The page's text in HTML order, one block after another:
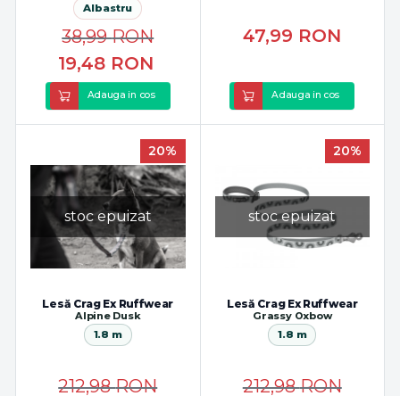
Albastru
19,48 RON
38,99RON
Adauga in cos
47,99 RON
Adauga in cos
stoc epuizat
20%
Lesă Crag Ex Ruffwear
Alpine Dusk
1.8 m
212,98RON
stoc epuizat
20%
Lesă Crag Ex Ruffwear
Grassy Oxbow
1.8 m
212,98RON